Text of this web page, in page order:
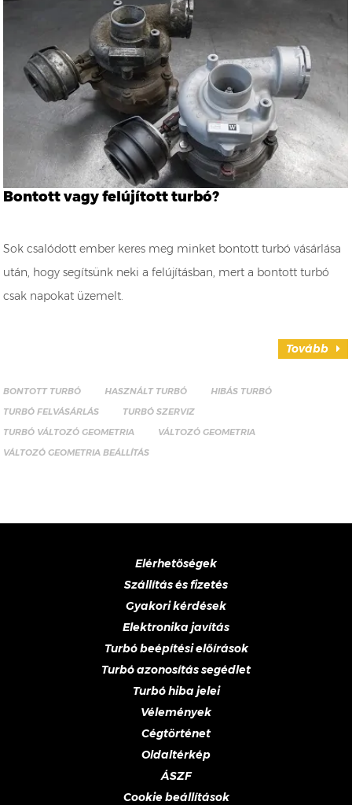
Bontott vagy felújított turbó?
Sok csalódott ember keres meg minket bontott turbó vásárlása
után, hogy segítsünk neki a felújításban, mert a bontott turbó
csak napokat üzemelt.
Tovább
BONTOTT TURBÓ HASZNÁLT TURBÓ
HIBÁS TURBÓ
TURBÓ FELVÁSÁRLÁS
TURBÓ SZERVIZ
TURBÓ VÁLTOZÓ GEOMETRIA
VÁLTOZÓ GEOMETRIA
VÁLTOZÓ GEOMETRIA BEÁLLÍTÁS
Elérhetőségek
Szállítás és fizetés
Gyakori kérdések
Elektronika javítás
Turbó beépítési előírások
Turbó azonosítás segédlet
Turbó hiba jelei
Vélemények
Cégtörténet
Oldaltérkép
ÁSZF
Cookie beállítások